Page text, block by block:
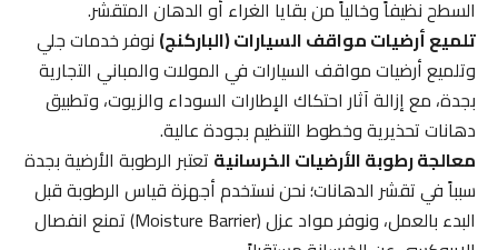
السطح نظيفاً وخالياً من بقايا الغراء أو الدهان المتقشر.
تلميع أرضيات مواقف السيارات (الباركنج)نوفر خدمات جلي
وتلميع أرضيات مواقف السيارات في المولات والمباني التجارية
بجدة، مع إزالة آثار احتكاك الإطارات السوداء والزيوت، وتطبيق
دهانات تحذيرية وخطوط التنظيم بجودة عالية.
معالجة رطوبة الأرضيات الخرسانيةتعتبر الرطوبة الأرضية بجدة
سبباً في تقشر الدهانات؛ نحن نستخدم أجهزة قياس الرطوبة قبل
البدء بالعمل، ونوفر مواد عزل (Moisture Barrier) تمنع انفصال